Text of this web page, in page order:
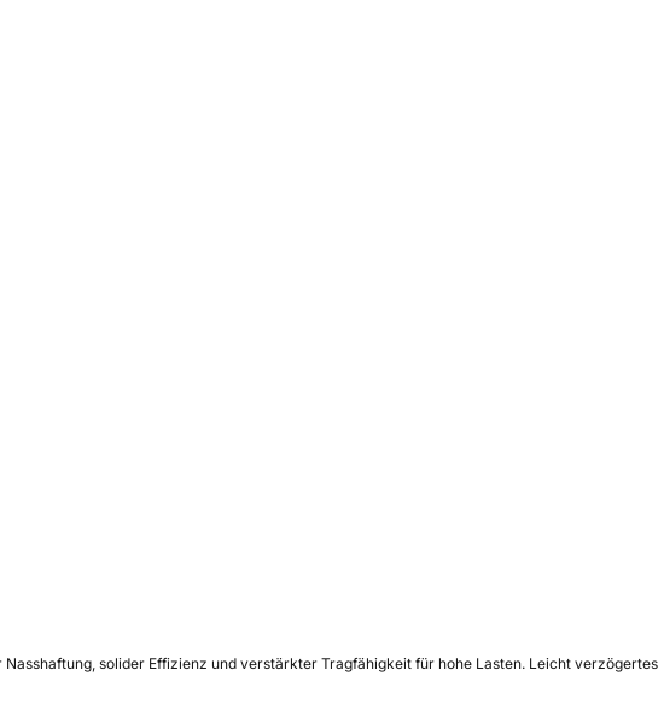
solider Effizienz und verstärkter Tragfähigkeit für hohe Lasten. Leicht verzögertes